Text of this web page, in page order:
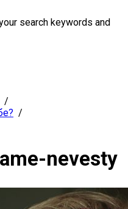
search keywords and
nevesty